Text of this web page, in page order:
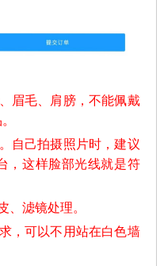
眉毛、肩膀，不能佩戴
自己拍摄照片时，建议
，这样脸部光线就是符
、滤镜处理。
，可以不用站在白色墙